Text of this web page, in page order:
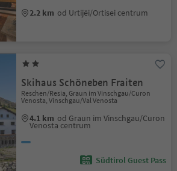
2.2 km od Urtijëi/Ortisei centrum
Skihaus Schöneben Fraiten
Reschen/Resia, Graun im Vinschgau/Curon
Venosta, Vinschgau/Val Venosta
4.1 km od Graun im Vinschgau/Curon
Venosta centrum
Südtirol Guest Pass